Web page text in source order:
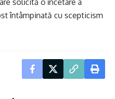
solicită o încetare a
întâmpinată cu scepticism